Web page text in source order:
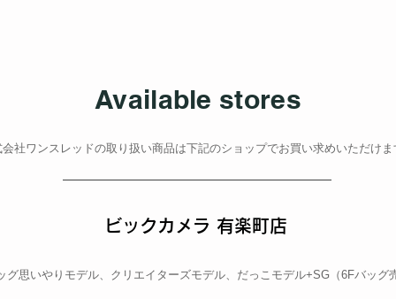
Available stores
会社ワンスレッドの取り扱い商品は下記のショップでお買い求めいただけま
ビックカメラ 有楽町店
グ思いやりモデル、クリエイターズモデル、だっこモデル+SG（6Fバッグ